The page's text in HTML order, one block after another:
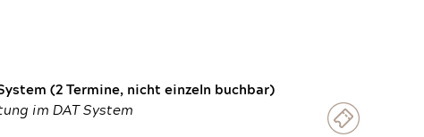
(2 Termine, nicht einzeln buchbar)
im DAT System